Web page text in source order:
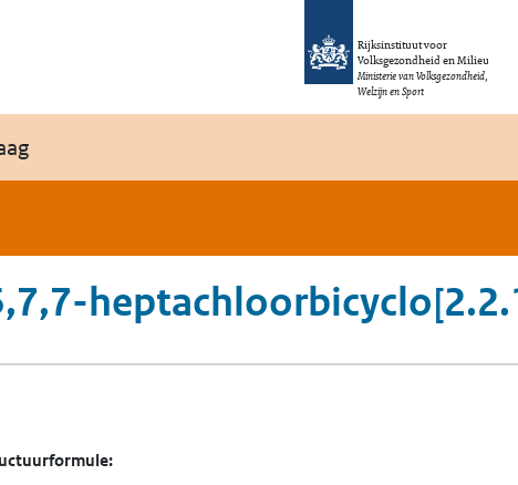
Rijksinstituut voor
Volksgezondheid en Milieu
Ministerie van Volksgezondheid,
Welzijn en Sport